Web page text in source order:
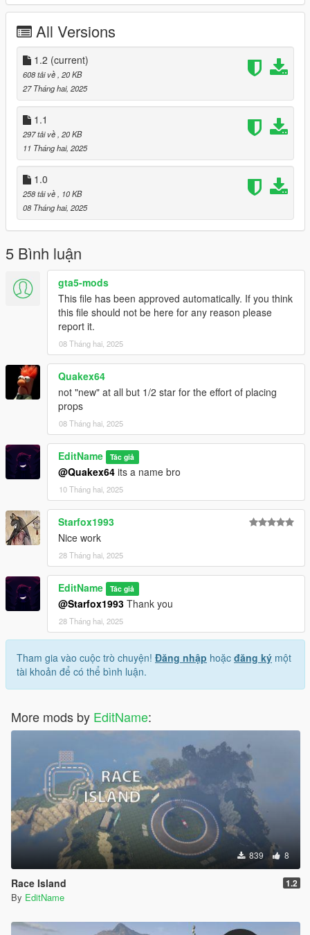
- Replaced the lficus tree with the smaller maple trees
1.1
- Yep, more trees
- few scenarios
- fixed a few trees
All Versions
1.2 (current)
608 tải về, 20 KB
27 Tháng hai, 2025
1.1
297 tải về, 20 KB
11 Tháng hai, 2025
1.0
258 tải về, 10 KB
08 Tháng hai, 2025
5 Bình luận
gta5-mods
This file has been approved automatically. If you think
this file should not be here for any reason please
report it.
08 Tháng hai, 2025
Quakex64
not "new" at all but 1/2 star for the effort of placing
props
08 Tháng hai, 2025
EditName Tác giả
@Quakex64 its a name bro
10 Tháng hai, 2025
Starfox1993
Nice work
28 Tháng hai, 2025
EditName Tác giả
@Starfox1993 Thank you
28 Tháng hai, 2025
Tham gia vào cuộc trò chuyện! Đăng nhập hoặc đăng ký một
tài khoản để có thể bình luận.
More mods by EditName:
839 8
Race Island 1.2
By EditName